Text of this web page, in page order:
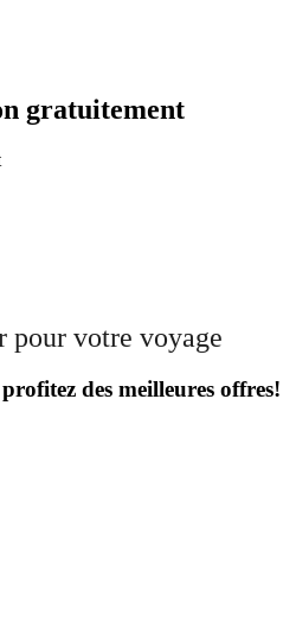
gratuitement
pour votre voyage
des meilleures offres!